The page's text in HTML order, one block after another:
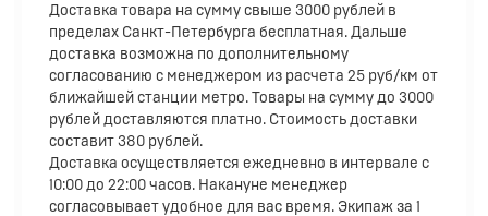
Доставка товара на сумму свыше 3000 рублей в
пределах Санкт-Петербурга бесплатная. Дальше
доставка возможна по дополнительному
согласованию с менеджером из расчета 25 руб/км от
ближайшей станции метро. Товары на сумму до 3000
рублей доставляются платно. Стоимость доставки
составит 380 рублей.
Доставка осуществляется ежедневно в интервале с
10:00 до 22:00 часов. Накануне менеджер
согласовывает удобное для вас время. Экипаж за 1